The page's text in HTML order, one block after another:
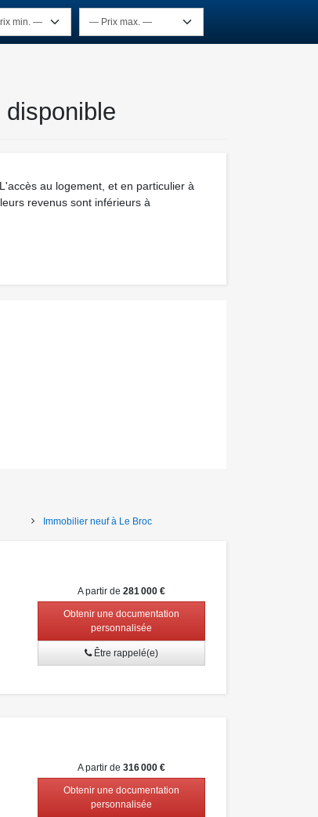
au logement, et en particulier à
revenus sont inférieurs à
Immobilier neuf à Le Broc
A partir de281 000 €
Obtenir une documentation
personnalisée
Être rappelé(e)
A partir de316 000 €
Obtenir une documentation
personnalisée